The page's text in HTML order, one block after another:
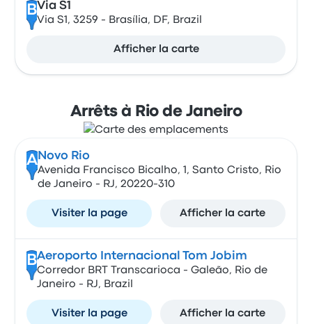
BVia S1
Via S1, 3259 - Brasília, DF, Brazil
Afficher la carte
Arrêts à Rio de Janeiro
A Novo Rio
Avenida Francisco Bicalho, 1, Santo Cristo, Rio
de Janeiro - RJ, 20220-310
Visiter la page Afficher la carte
BAeroporto Internacional Tom Jobim
Corredor BRT Transcarioca - Galeão, Rio de
Janeiro - RJ, Brazil
Visiter la page Afficher la carte